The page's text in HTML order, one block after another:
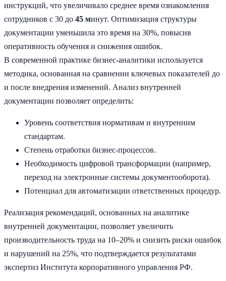
инструкций, что увеличивало среднее время ознакомления
сотрудников с 30 до 45 минут. Оптимизация структуры
документации уменьшила это время на 30%, повысив
оперативность обучения и снижения ошибок.
В современной практике бизнес-аналитики используется
методика, основанная на сравнении ключевых показателей до
и после внедрения изменений. Анализ внутренней
документации позволяет определить:
Уровень соответствия нормативам и внутренним
стандартам.
Степень отработки бизнес-процессов.
Необходимость цифровой трансформации (например,
переход на электронные системы документооборота).
Потенциал для автоматизации ответственных процедур.
Реализация рекомендаций, основанных на аналитике
внутренней документации, позволяет увеличить
производительность труда на 10–20% и снизить риски ошибок
и нарушений на 25%, что подтверждается результатами
экспертиз Института корпоративного управления РФ.